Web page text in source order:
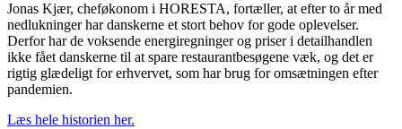
Jonas Kjær, cheføkonom i HORESTA, fortæller, at efter to år med
nedlukninger har danskerne et stort behov for gode oplevelser.
Derfor har de voksende energiregninger og priser i detailhandlen
ikke fået danskerne til at spare restaurantbesøgene væk, og det er
rigtig glædeligt for erhvervet, som har brug for omsætningen efter
pandemien.
Læs hele historien her.